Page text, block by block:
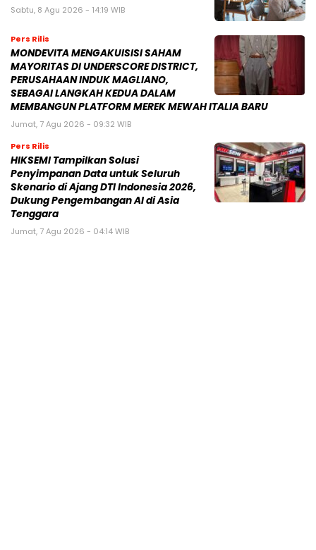
Sabtu, 8 Agu 2026 - 14:19 WIB
Pers Rilis
MONDEVITA MENGAKUISISI SAHAM
MAYORITAS DI UNDERSCORE DISTRICT,
PERUSAHAAN INDUK MAGLIANO,
SEBAGAI LANGKAH KEDUA DALAM
MEMBANGUN PLATFORM MEREK MEWAH ITALIA BARU
Jumat, 7 Agu 2026 - 09:32 WIB
Pers Rilis
HIKSEMI Tampilkan Solusi
Penyimpanan Data untuk Seluruh
Skenario di Ajang DTI Indonesia 2026,
Dukung Pengembangan AI di Asia
Tenggara
Jumat, 7 Agu 2026 - 04:14 WIB